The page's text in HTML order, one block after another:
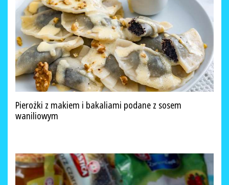
Pierożki z makiem i bakaliami podane z sosem
waniliowym